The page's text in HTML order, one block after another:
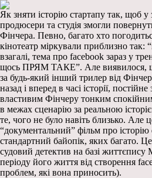
Як зняти історію стартапу так, щоб у
продюсери та студія змогли
Фінчера. Певно, багато хто
кінотеатр міркували приблизно так:
взагалі, тема про facebook зараз у
щось ПРЯМ ТАКЕ”. Але виявилося,
за будь-який інший трилер від
назад і вперед в часі історії,
властивим Фінчеру тонким
в межах сценарію за реальною
те, чого не було навіть близько. Але
“документальний” фільм про
стандартний байопік, яких багато.
судовий детектив на базі
періоду його життя від створення
проблем, які вона приносить).